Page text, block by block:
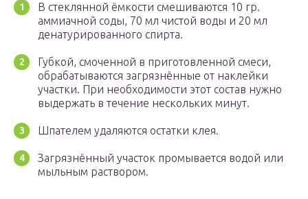
В стеклянной ёмкости смешиваются 10 гр.
аммиачной соды, 70 мл чистой воды и 20 мл
денатурированного спирта.
Губкой, смоченной в приготовленной смеси,
обрабатываются загрязнённые от наклейки
участки. При необходимости этот состав нужно
выдержать в течение нескольких минут.
Шпателем удаляются остатки клея.
Загрязнённый участок промывается водой или
мыльным раствором.